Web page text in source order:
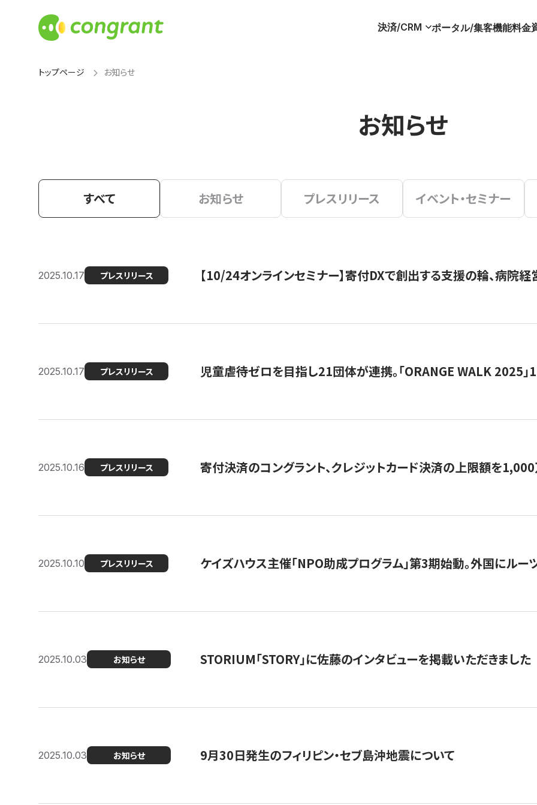
決済/CRM ポータル/集客機能料金
トップページ お知らせ
お知らせ
すべて お知らせ プレスリリース イベント・セミナー
2025.10.17 プレスリリース 【10/24オンラインセミナー】寄付DXで創出する支援の輪、病院
2025.10.17 プレスリリース 児童虐待ゼロを目指し21団体が連携。「ORANGE WALK 2025」
2025.10.16 プレスリリース 寄付決済のコングラント、クレジットカード決済の上限額を
2025.10.10 プレスリリース ケイズハウス主催「NPO助成プログラム」第3期始動。外国にル
2025.10.03 お知らせ STORIUM「STORY」に佐藤のインタビューを掲載いただきました
2025.10.03 お知らせ 9月30日発生のフィリピン・セブ島沖地震について